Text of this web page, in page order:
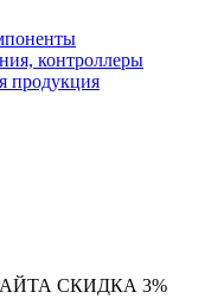
контроллеры
продукция
СКИДКА 3%